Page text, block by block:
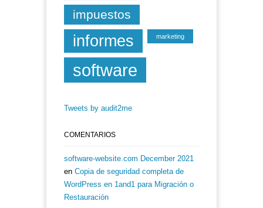
impuestos
informes marketing
software
Tweets by audit2me
COMENTARIOS
software-website.com December 2021
en Copia de seguridad completa de
WordPress en 1and1 para Migración o
Restauración